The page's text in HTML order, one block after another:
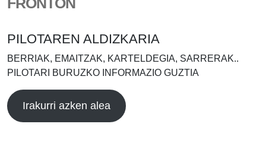
PILOTAREN ALDIZKARIA
BERRIAK, EMAITZAK, KARTELDEGIA, SARRERAK..
PILOTARI BURUZKO INFORMAZIO GUZTIA
Irakurri azken alea